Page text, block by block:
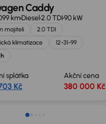
Caddy
kmDiesel2.0 TDI90 kW
majiteli
2.0 TDI
klimatizace
12-31-99
splátka
Kč
Akční cena
380 000 Kč
o 45 000 Kč